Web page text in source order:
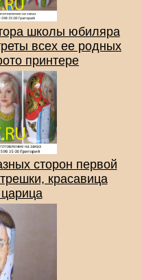
школы юбиляра
всех ее родных
принтере
сторон первой
красавица